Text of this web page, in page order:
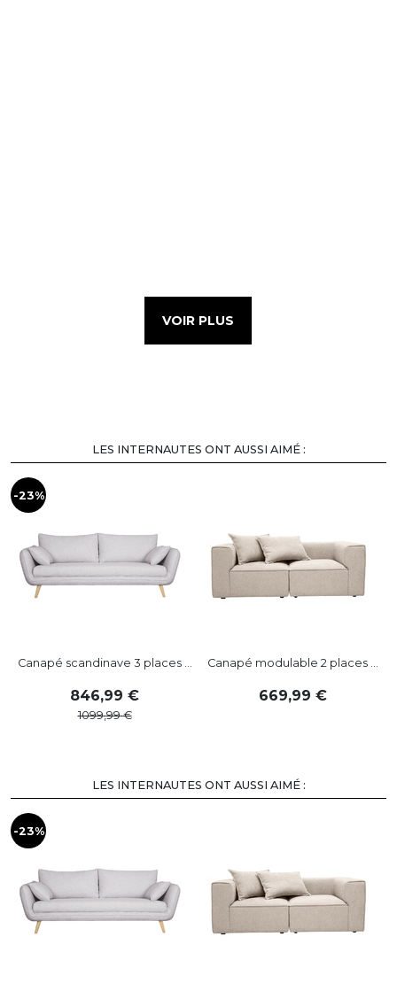
VOIR PLUS
LES INTERNAUTES ONT AUSSI AIMÉ :
-23%
Canapé scandinave 3 places ...
846,99
1099,99
Canapé modulable 2 places ...
669,99
LES INTERNAUTES ONT AUSSI AIMÉ :
-23%